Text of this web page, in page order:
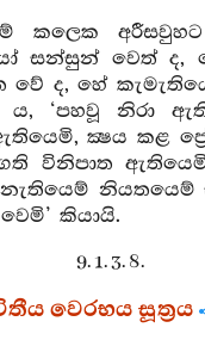
කලෙක
සන්සුන් වෙත් ද,
වේ ද, හේ
‘පහවූ නිරා
ක්‍ෂය කළ
විනිපාත
නැතියෙම්
කියායි.
9. 1. 3. 8.
වෙරභය සූත්‍රය